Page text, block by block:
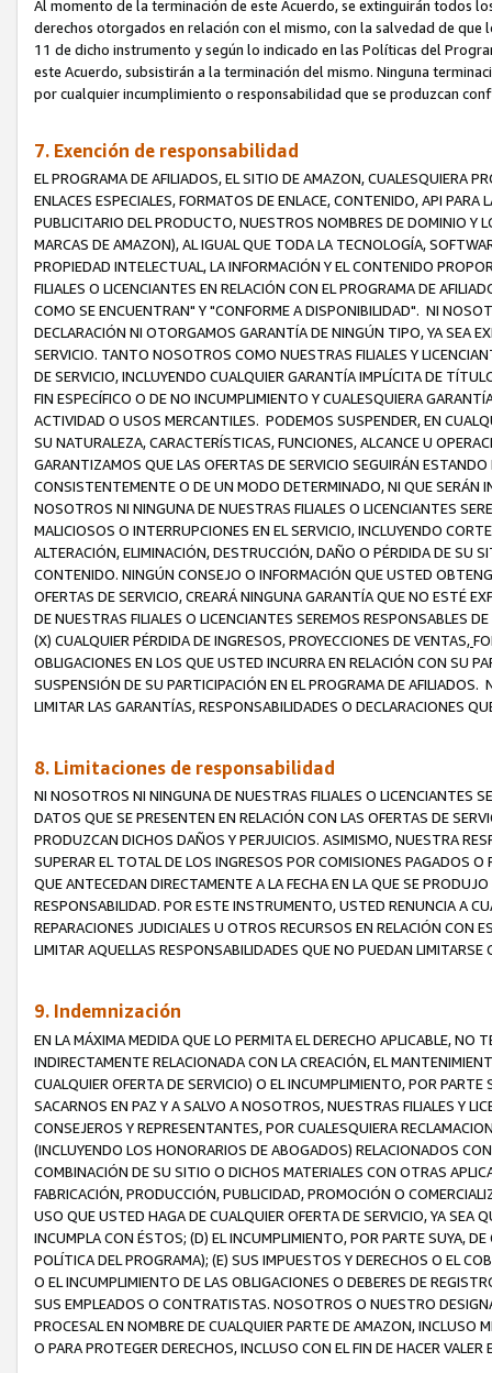
Al momento de la terminación de este Acuerdo, se extinguirán todos
derechos otorgados en relación con el mismo, con la salvedad de
11 de dicho instrumento y según lo indicado en las Políticas del
este Acuerdo, subsistirán a la terminación del mismo. Ninguna
por cualquier incumplimiento o responsabilidad que se produzcan
7. Exención de responsabilidad
EL PROGRAMA DE AFILIADOS, EL SITIO DE AMAZON, CUALESQUIERA
ENLACES ESPECIALES, FORMATOS DE ENLACE, CONTENIDO, API
PUBLICITARIO DEL PRODUCTO, NUESTROS NOMBRES DE DOMINIO Y
MARCAS DE AMAZON), AL IGUAL QUE TODA LA TECNOLOGÍA,
PROPIEDAD INTELECTUAL, LA INFORMACIÓN Y EL CONTENIDO
FILIALES O LICENCIANTES EN RELACIÓN CON EL PROGRAMA DE
COMO SE ENCUENTRAN" Y "CONFORME A DISPONIBILIDAD". NI
DECLARACIÓN NI OTORGAMOS GARANTÍA DE NINGÚN TIPO, YA SEA
SERVICIO. TANTO NOSOTROS COMO NUESTRAS FILIALES Y
DE SERVICIO, INCLUYENDO CUALQUIER GARANTÍA IMPLÍCITA DE
FIN ESPECÍFICO O DE NO INCUMPLIMIENTO Y CUALESQUIERA
ACTIVIDAD O USOS MERCANTILES. PODEMOS SUSPENDER, EN
SU NATURALEZA, CARACTERÍSTICAS, FUNCIONES, ALCANCE U
GARANTIZAMOS QUE LAS OFERTAS DE SERVICIO SEGUIRÁN
CONSISTENTEMENTE O DE UN MODO DETERMINADO, NI QUE SERÁN
NOSOTROS NI NINGUNA DE NUESTRAS FILIALES O LICENCIANTES
MALICIOSOS O INTERRUPCIONES EN EL SERVICIO, INCLUYENDO
ALTERACIÓN, ELIMINACIÓN, DESTRUCCIÓN, DAÑO O PÉRDIDA DE SU
CONTENIDO. NINGÚN CONSEJO O INFORMACIÓN QUE USTED
OFERTAS DE SERVICIO, CREARÁ NINGUNA GARANTÍA QUE NO ESTÉ
DE NUESTRAS FILIALES O LICENCIANTES SEREMOS RESPONSABLES
(X) CUALQUIER PÉRDIDA DE INGRESOS, PROYECCIONES DE VENTAS,
OBLIGACIONES EN LOS QUE USTED INCURRA EN RELACIÓN CON SU
SUSPENSIÓN DE SU PARTICIPACIÓN EN EL PROGRAMA DE
LIMITAR LAS GARANTÍAS, RESPONSABILIDADES O DECLARACIONES
8. Limitaciones de responsabilidad
NI NOSOTROS NI NINGUNA DE NUESTRAS FILIALES O LICENCIANTES
DATOS QUE SE PRESENTEN EN RELACIÓN CON LAS OFERTAS DE
PRODUZCAN DICHOS DAÑOS Y PERJUICIOS. ASIMISMO, NUESTRA
SUPERAR EL TOTAL DE LOS INGRESOS POR COMISIONES PAGADOS
QUE ANTECEDAN DIRECTAMENTE A LA FECHA EN LA QUE SE
RESPONSABILIDAD. POR ESTE INSTRUMENTO, USTED RENUNCIA A
REPARACIONES JUDICIALES U OTROS RECURSOS EN RELACIÓN CON
LIMITAR AQUELLAS RESPONSABILIDADES QUE NO PUEDAN LIMITARSE
9. Indemnización
EN LA MÁXIMA MEDIDA QUE LO PERMITA EL DERECHO APLICABLE,
INDIRECTAMENTE RELACIONADA CON LA CREACIÓN, EL
CUALQUIER OFERTA DE SERVICIO) O EL INCUMPLIMIENTO, POR
SACARNOS EN PAZ Y A SALVO A NOSOTROS, NUESTRAS FILIALES Y
CONSEJEROS Y REPRESENTANTES, POR CUALESQUIERA
(INCLUYENDO LOS HONORARIOS DE ABOGADOS) RELACIONADOS
COMBINACIÓN DE SU SITIO O DICHOS MATERIALES CON OTRAS
FABRICACIÓN, PRODUCCIÓN, PUBLICIDAD, PROMOCIÓN O
USO QUE USTED HAGA DE CUALQUIER OFERTA DE SERVICIO, YA SEA
INCUMPLA CON ÉSTOS; (D) EL INCUMPLIMIENTO, POR PARTE SUYA,
POLÍTICA DEL PROGRAMA); (E) SUS IMPUESTOS Y DERECHOS O EL
O EL INCUMPLIMIENTO DE LAS OBLIGACIONES O DEBERES DE
SUS EMPLEADOS O CONTRATISTAS. NOSOTROS O NUESTRO
PROCESAL EN NOMBRE DE CUALQUIER PARTE DE AMAZON, INCLUSO
O PARA PROTEGER DERECHOS, INCLUSO CON EL FIN DE HACER VALER